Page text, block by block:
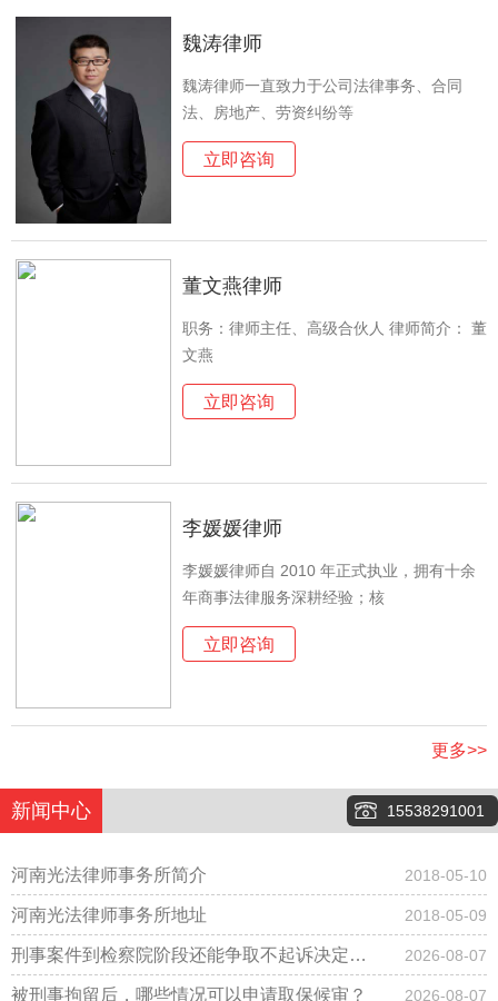
魏涛律师
魏涛律师一直致力于公司法律事务、合同
法、房地产、劳资纠纷等
立即咨询
董文燕律师
职务：律师主任、高级合伙人 律师简介： 董
文燕
立即咨询
李媛媛律师
李媛媛律师自 2010 年正式执业，拥有十余
年商事法律服务深耕经验；核
立即咨询
更多>>
新闻中心 15538291001
河南光法律师事务所简介 2018-05-10
河南光法律师事务所地址 2018-05-09
刑事案件到检察院阶段还能争取不起诉决定
吗？
2026-08-07
被刑事拘留后，哪些情况可以申请取保候审？ 2026-08-07